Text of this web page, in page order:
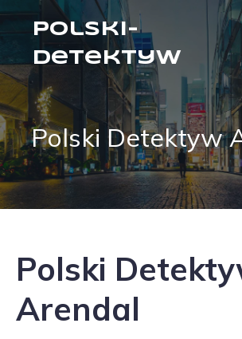
Polski-
Detektyw
Polski Detektyw
Polski
Arendal